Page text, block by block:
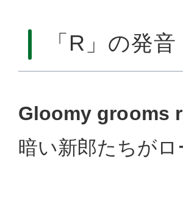
「R」の発音
Gloomy grooms
暗い新郎たちが